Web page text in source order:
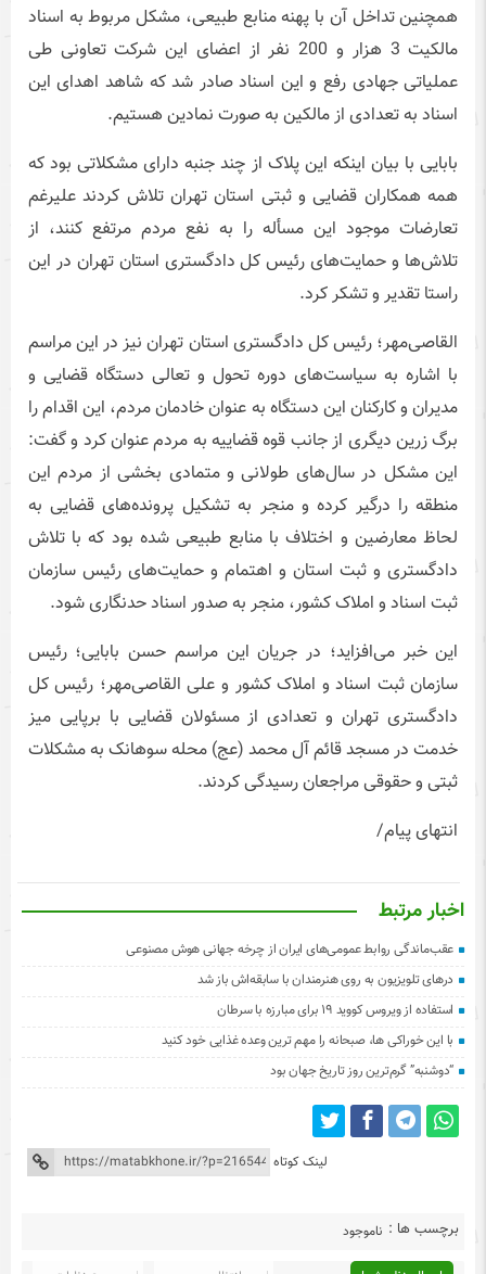
همچنین تداخل آن با پهنه منابع طبیعی، مشکل مربوط به اسناد
مالکیت 3 هزار و 200 نفر از اعضای این شرکت تعاونی طی
عملیاتی جهادی رفع و این اسناد صادر شد که شاهد اهدای این
اسناد به تعدادی از مالکین به صورت نمادین هستیم.
بابایی با بیان اینکه این پلاک از چند جنبه دارای مشکلاتی بود که
همه همکاران قضایی و ثبتی استان تهران تلاش کردند علیرغم
تعارضات موجود این مسأله را به نفع مردم مرتفع کنند، از
تلاش‌ها و حمایت‌های رئیس کل دادگستری استان تهران در این
راستا تقدیر و تشکر کرد.
القاصی‌مهر؛ رئیس کل دادگستری استان تهران نیز در این مراسم
با اشاره به سیاست‌های دوره تحول و تعالی دستگاه قضایی و
مدیران و کارکنان این دستگاه به عنوان خادمان مردم، این اقدام را
برگ زرین دیگری از جانب قوه قضاییه به مردم عنوان کرد و گفت:
این مشکل در سال‌های طولانی و متمادی بخشی از مردم این
منطقه را درگیر کرده و منجر به تشکیل پرونده‌های قضایی به
لحاظ معارضین و اختلاف با منابع طبیعی شده بود که با تلاش
دادگستری و ثبت استان و اهتمام و حمایت‌های رئیس سازمان
ثبت اسناد و املاک کشور، منجر به صدور اسناد حدنگاری شود.
این خبر می‌افزاید؛ در جریان این مراسم حسن بابایی؛ رئیس
سازمان ثبت اسناد و املاک کشور و علی القاصی‌مهر؛ رئیس کل
دادگستری تهران و تعدادی از مسئولان قضایی با برپایی میز
خدمت در مسجد قائم آل محمد (عج) محله سوهانک به مشکلات
ثبتی و حقوقی مراجعان رسیدگی کردند.
انتهای پیام/
اخبار مرتبط
عقب‌ماندگی روابط عمومی‌های ایران از چرخه جهانی هوش مصنوعی
درهای تلویزیون به روی هنرمندان با سابقه‌اش باز شد
استفاده از ویروس کووید ۱۹ برای مبارزه با سرطان
با این خوراکی ها، صبحانه را مهم ترین وعده غذایی خود کنید
“دوشنبه” گرم‌ترین روز تاریخ جهان بود
لینک کوتاه
برچسب ها : ناموجود